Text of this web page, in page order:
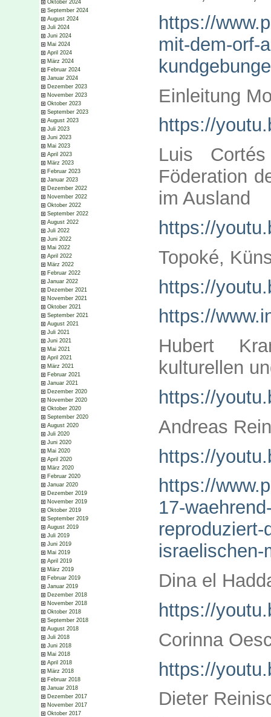
Oktober 2024
September 2024
August 2024
Juli 2024
Juni 2024
Mai 2024
April 2024
März 2024
Februar 2024
Januar 2024
Dezember 2023
November 2023
Oktober 2023
September 2023
August 2023
Juli 2023
Juni 2023
Mai 2023
April 2023
März 2023
Februar 2023
Januar 2023
Dezember 2022
November 2022
Oktober 2022
September 2022
August 2022
Juli 2022
Juni 2022
Mai 2022
April 2022
März 2022
Februar 2022
Januar 2022
Dezember 2021
November 2021
Oktober 2021
September 2021
August 2021
Juli 2021
Juni 2021
Mai 2021
April 2021
März 2021
Februar 2021
Januar 2021
Dezember 2020
November 2020
Oktober 2020
September 2020
August 2020
Juli 2020
Juni 2020
Mai 2020
April 2020
März 2020
Februar 2020
Januar 2020
Dezember 2019
November 2019
Oktober 2019
September 2019
August 2019
Juli 2019
Juni 2019
Mai 2019
April 2019
März 2019
Februar 2019
Januar 2019
Dezember 2018
November 2018
Oktober 2018
September 2018
August 2018
Juli 2018
Juni 2018
Mai 2018
April 2018
März 2018
Februar 2018
Januar 2018
Dezember 2017
November 2017
Oktober 2017
https://
mit-dem-orf-
Einleitung
https://
Luis
Föderation
im Ausland
https://
Topoké,
https://
https://
Hubert
kulturellen
https://
Andreas
https://
https://
17-
reproduziert-
israelischen-
Dina el
https://
Corinna
https://
Dieter